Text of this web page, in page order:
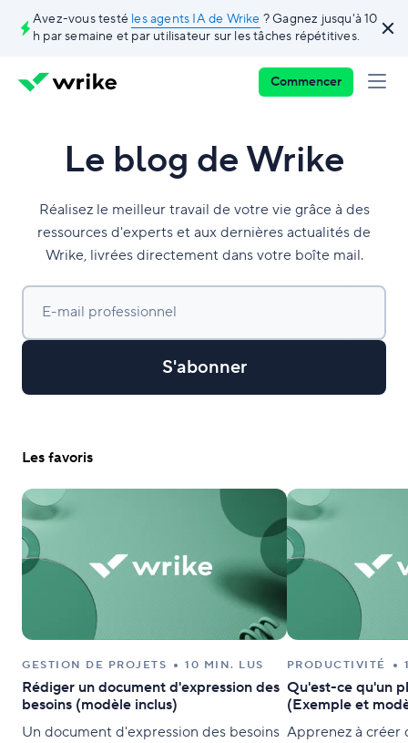
Avez-vous testé les agents IA de Wrike ? Gagnez jusqu'à 10
h par semaine et par utilisateur sur les tâches répétitives.
Commencer
Le blog de Wrike
Réalisez le meilleur travail de votre vie grâce à des
ressources d'experts et aux dernières actualités de
Wrike, livrées directement dans votre boîte mail.
E-mail professionnel
S'abonner
Les favoris
GESTION DE PROJETS 10 MIN. LUS
Rédiger un document d'expression des
besoins (modèle inclus)
Un document d'expression des besoins
PRODUCTIVITÉ
Qu'est-ce qu'un
(Exemple et
Apprenez à créer